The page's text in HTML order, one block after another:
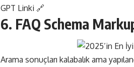
GPT Linki 🔗
6. FAQ Schema
Arama sonuçları kalabalık ama